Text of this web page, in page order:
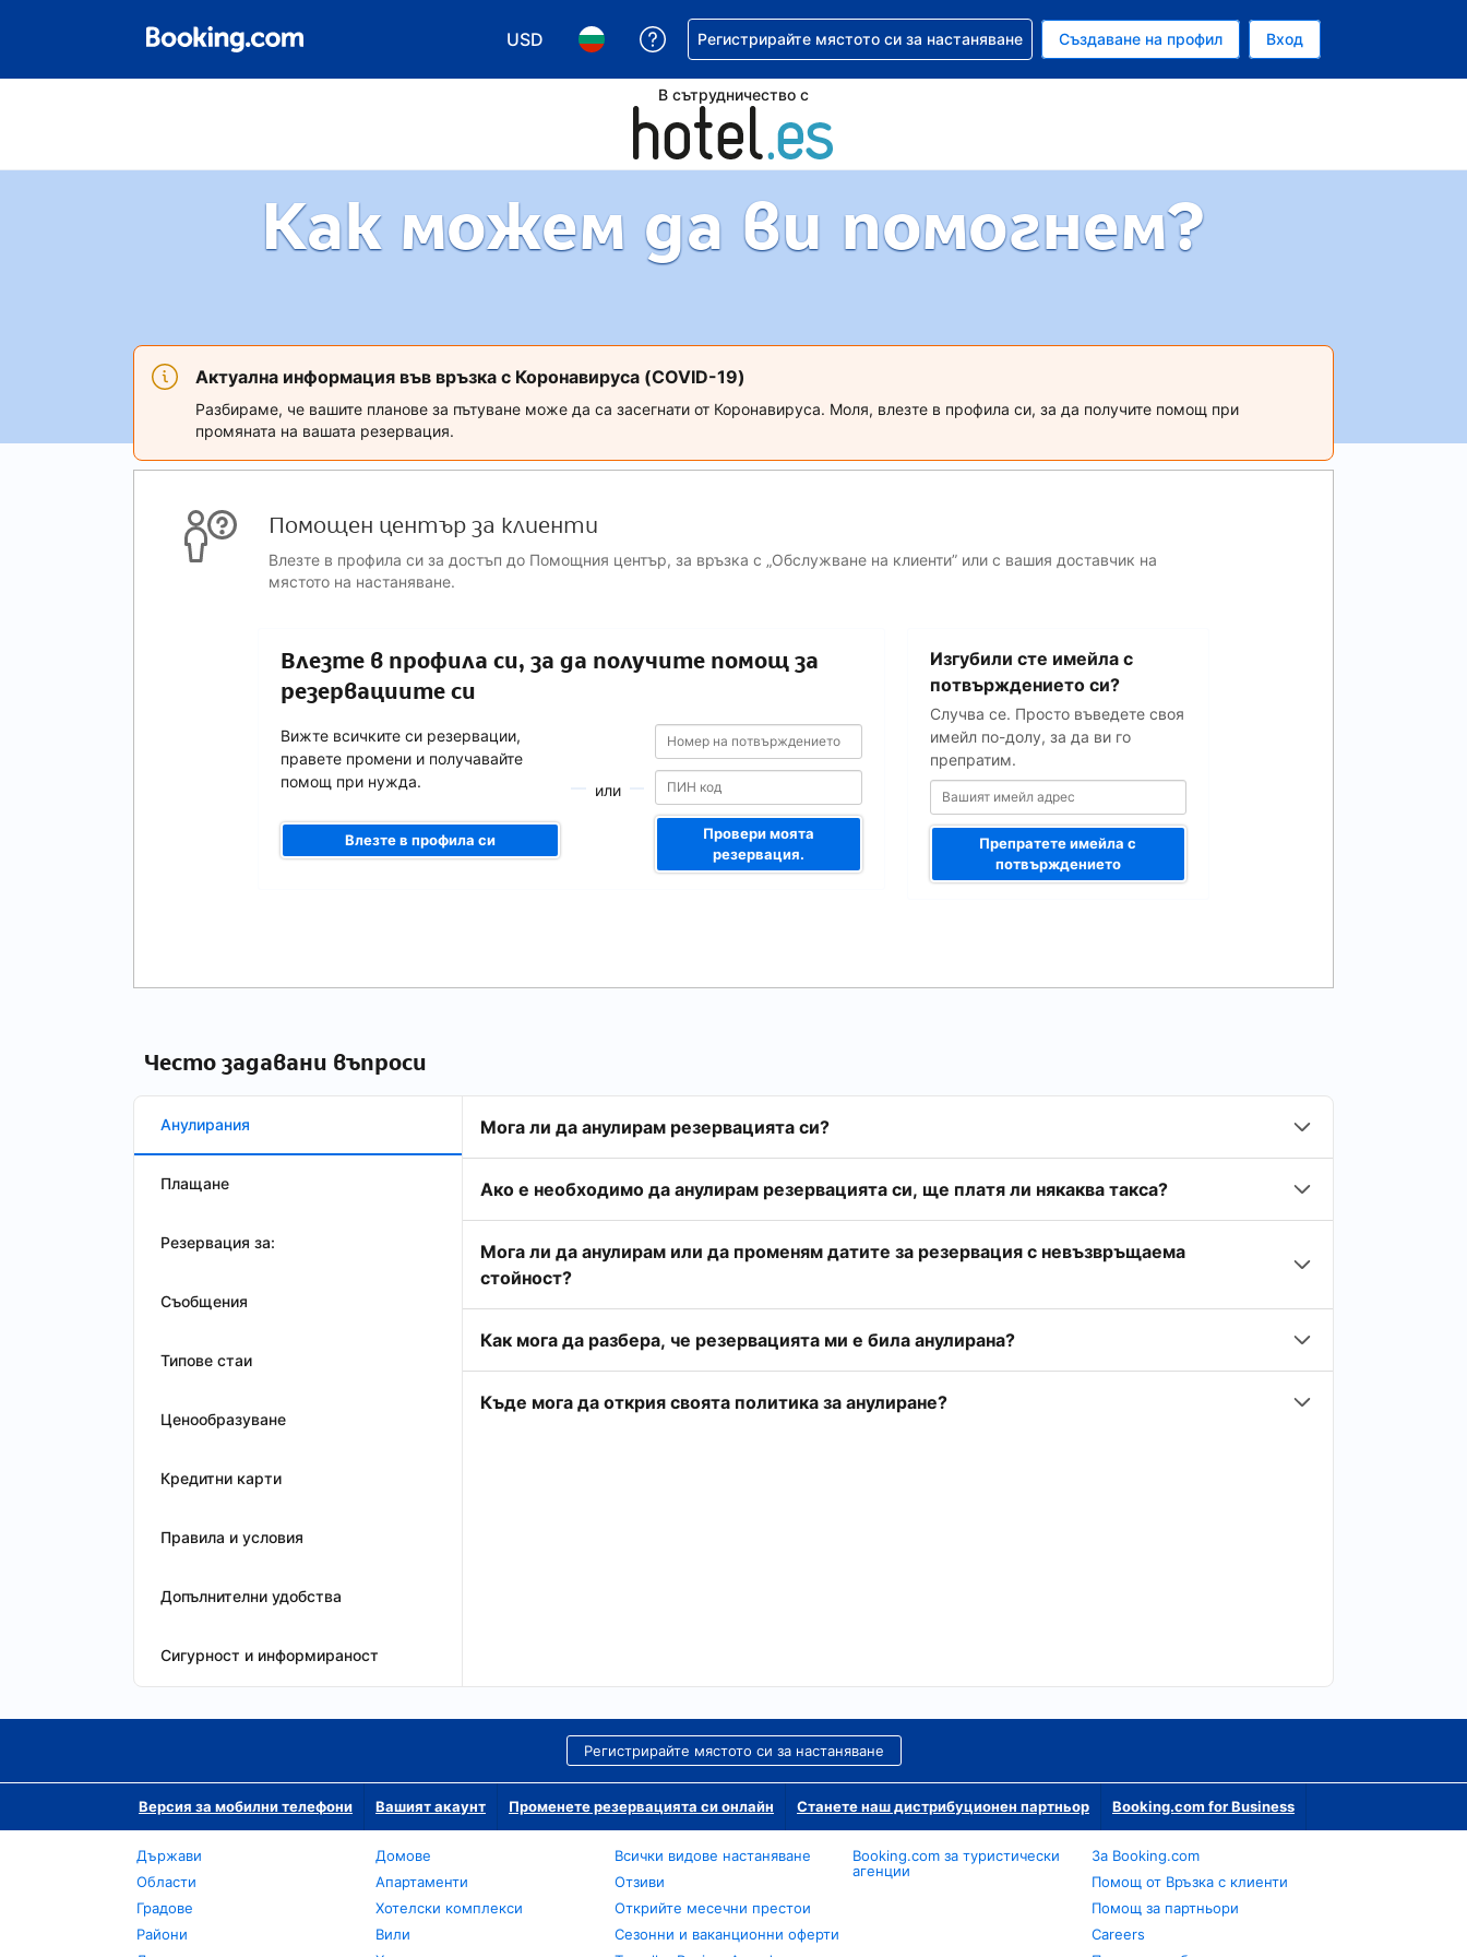
USD
Избор на валута. Избрана валута - Американски долар
Избор на език. Избран език - Български
Помощ с резервацията ви
Регистрирайте мястото си за настаняване Създаване на профил Вход
В сътрудничество с
Как можем да ви помогнем?
Актуална информация във връзка с Коронавируса (COVID-19)
Разбираме, че вашите планове за пътуване може да са засегнати от Коронавируса. Моля, влезте в профила си, за да получите помощ при
промяната на вашата резервация.
Помощен център за клиенти
Влезте в профила си за достъп до Помощния център, за връзка с „Обслужване на клиенти” или с вашия доставчик на
мястото на настаняване.
Влезте в профила си, за да получите помощ за
резервациите си
Вижте всичките си резервации,
правете промени и получавайте
помощ при нужда.
Влезте в профила си
или
Номер
на
потвърждението
Номер
потвърждението
Провери моята
резервация.
Изгубили сте имейла с
потвърждението си?
Случва се. Просто въведете своя
имейл по-долу, за да ви го
препратим.
имейл
адрес
Препратете имейла с
потвърждението
Често задавани въпроси
Анулирания
Плащане
Резервация за:
Съобщения
Типове стаи
Ценообразуване
Кредитни карти
Правила и условия
Допълнителни удобства
Сигурност и информираност
Мога ли да анулирам резервацията си?
Ако е необходимо да анулирам резервацията си, ще платя ли някаква такса?
Мога ли да анулирам или да променям датите за резервация с невъзвръщаема
стойност?
Как мога да разбера, че резервацията ми е била анулирана?
Къде мога да открия своята политика за анулиране?
Регистрирайте мястото си за настаняване
Версия за мобилни телефони Вашият акаунт Променете резервацията си онлайн Станете наш дистрибуционен партньор Booking.com for Business
Държави
Области
Градове
Райони
Домове
Апартаменти
Хотелски комплекси
Вили
Всички видове настаняване
Отзиви
Открийте месечни престои
Сезонни и ваканционни оферти
Booking.com за туристически
агенции
За Booking.com
Помощ от Връзка с клиенти
Помощ за партньори
Careers